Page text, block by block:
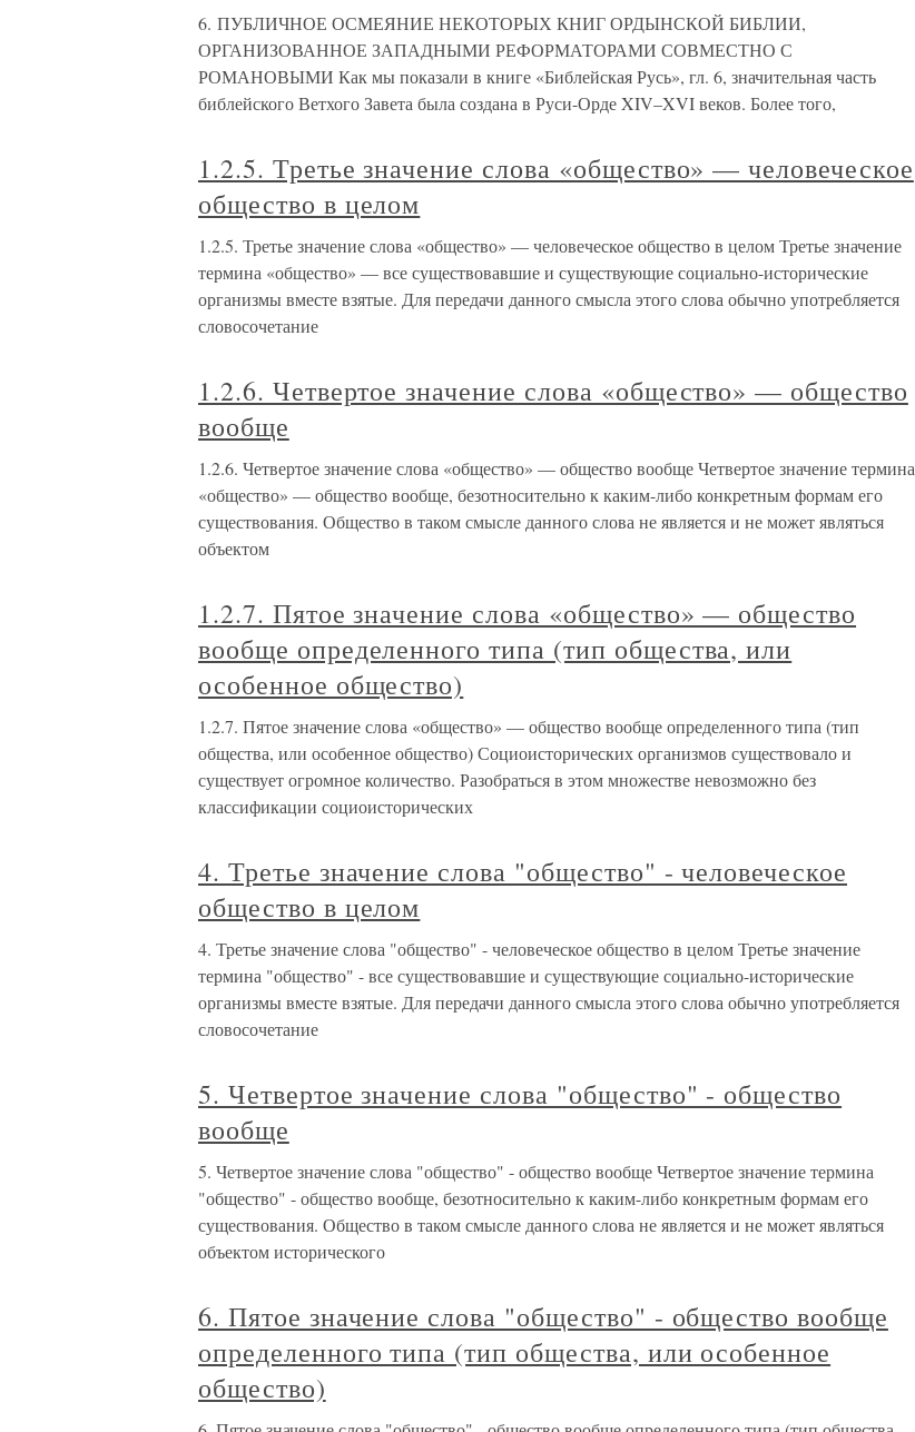
6. ПУБЛИЧНОЕ ОСМЕЯНИЕ НЕКОТОРЫХ КНИГ ОРДЫНСКОЙ БИБЛИИ,
ОРГАНИЗОВАННОЕ ЗАПАДНЫМИ РЕФОРМАТОРАМИ СОВМЕСТНО С
РОМАНОВЫМИ Как мы показали в книге «Библейская Русь», гл. 6, значительная часть
библейского Ветхого Завета была создана в Руси-Орде XIV–XVI веков. Более того,
1.2.5. Третье значение слова «общество» — человеческое
общество в целом
1.2.5. Третье значение слова «общество» — человеческое общество в целом Третье значение
термина «общество» — все существовавшие и существующие социально-исторические
организмы вместе взятые. Для передачи данного смысла этого слова обычно употребляется
словосочетание
1.2.6. Четвертое значение слова «общество» — общество
вообще
1.2.6. Четвертое значение слова «общество» — общество вообще Четвертое значение термина
«общество» — общество вообще, безотносительно к каким-либо конкретным формам его
существования. Общество в таком смысле данного слова не является и не может являться
объектом
1.2.7. Пятое значение слова «общество» — общество
вообще определенного типа (тип общества, или
особенное общество)
1.2.7. Пятое значение слова «общество» — общество вообще определенного типа (тип
общества, или особенное общество) Социоисторических организмов существовало и
существует огромное количество. Разобраться в этом множестве невозможно без
классификации социоисторических
4. Третье значение слова "общество" - человеческое
общество в целом
4. Третье значение слова "общество" - человеческое общество в целом Третье значение
термина "общество" - все существовавшие и существующие социально-исторические
организмы вместе взятые. Для передачи данного смысла этого слова обычно употребляется
словосочетание
5. Четвертое значение слова "общество" - общество
вообще
5. Четвертое значение слова "общество" - общество вообще Четвертое значение термина
"общество" - общество вообще, безотносительно к каким-либо конкретным формам его
существования. Общество в таком смысле данного слова не является и не может являться
объектом исторического
6. Пятое значение слова "общество" - общество вообще
определенного типа (тип общества, или особенное
общество)